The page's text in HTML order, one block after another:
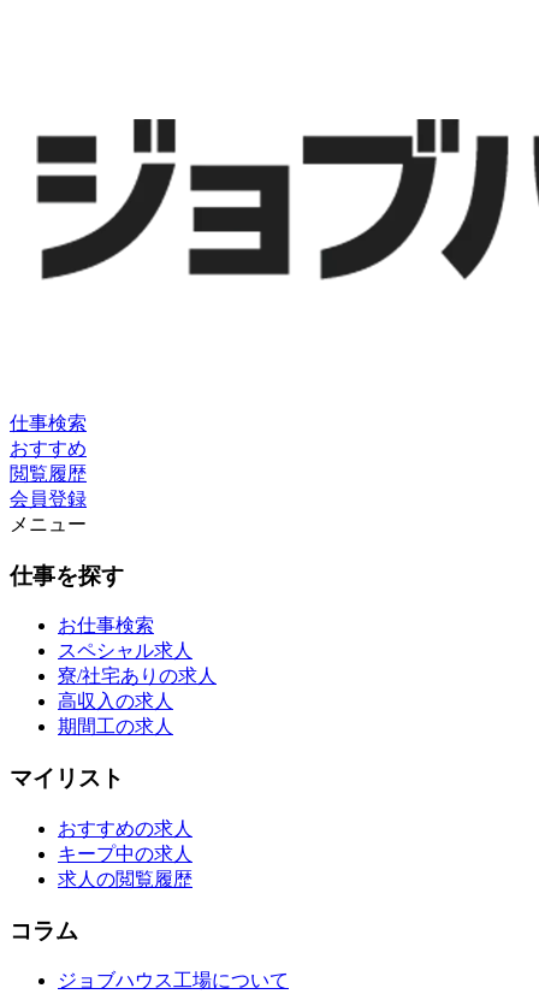
仕事検索
おすすめ
閲覧履歴
会員登録
メニュー
仕事を探す
お仕事検索
スペシャル求人
寮/社宅ありの求人
高収入の求人
期間工の求人
マイリスト
おすすめの求人
キープ中の求人
求人の閲覧履歴
コラム
ジョブハウス工場について